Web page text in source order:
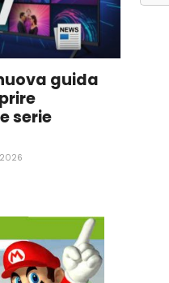
guida
serie